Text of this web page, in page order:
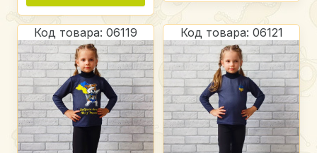
Код товара: 06119 Код товара: 06121